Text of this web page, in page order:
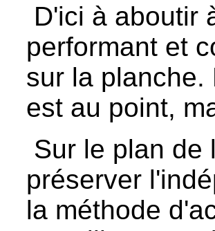
D'ici à aboutir
performant et
sur la planche.
est au point,
Sur le plan de
préserver
la méthode